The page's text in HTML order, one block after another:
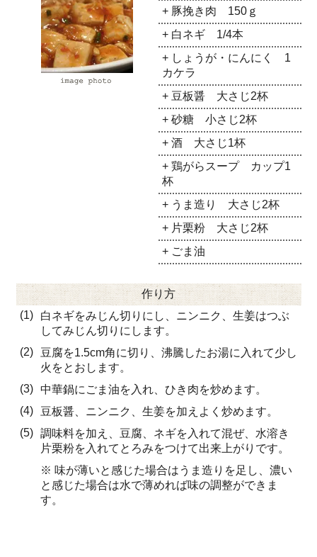
+ 豚挽き肉 150ｇ
+ 白ネギ 1/4本
+ しょうが・にんにく 1
カケラ
+ 豆板醤 大さじ2杯
+ 砂糖 小さじ2杯
+ 酒 大さじ1杯
+ 鶏がらスープ カップ1
杯
+ うま造り 大さじ2杯
+ 片栗粉 大さじ2杯
+ ごま油
作り方
(1)
白ネギをみじん切りにし、ニンニク、生姜はつぶ
してみじん切りにします。
(2)
豆腐を1.5cm角に切り、沸騰したお湯に入れて少し
火をとおします。
(3)
中華鍋にごま油を入れ、ひき肉を炒めます。
(4)
豆板醤、ニンニク、生姜を加えよく炒めます。
(5)
調味料を加え、豆腐、ネギを入れて混ぜ、水溶き
片栗粉を入れてとろみをつけて出来上がりです。
※ 味が薄いと感じた場合はうま造りを足し、濃い
と感じた場合は水で薄めれば味の調整ができま
す。